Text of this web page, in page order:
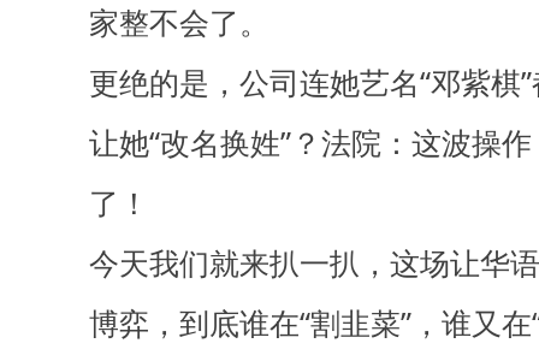
家整不会了。
更绝的是，公司连她艺名“邓紫棋
让她“改名换姓”？法院：这波操
了！
今天我们就来扒一扒，这场让华
博弈，到底谁在“割韭菜”，谁又